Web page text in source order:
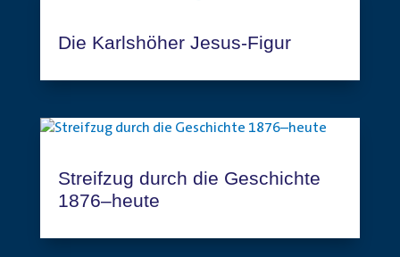
Die Karlshöher Jesus-Figur
Streifzug durch die Geschichte
1876–heute